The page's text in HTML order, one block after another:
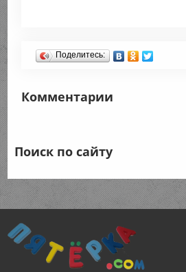
Поделитесь:
Комментарии
Поиск по сайту